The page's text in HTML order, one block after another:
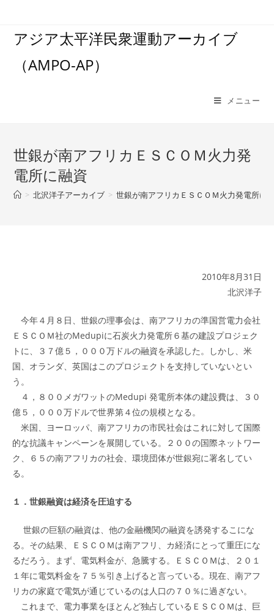
アジア太平洋民衆運動アーカイブ
（AMPO-AP）
メニュー
世銀が南アフリカＥＳＣＯＭ火力発
電所に融資
> 北沢洋子アーカイブ > 世銀が南アフリカＥＳＣＯＭ火力発電所に
2010年8月31日
北沢洋子
今年４月８日、世銀の理事会は、南アフリカの準国営電力会社
ＥＳＣＯＭ社のMedupiに石炭火力発電所６基の建設プロジェク
トに、３７億５，０００万ドルの融資を承認した。しかし、米
国、オランダ、英国はこのプロジェクトを支持していないとい
う。
４，８００メガワットのMedupi 発電所本体の建設費は、３０
億５，０００万ドルで世界第４位の規模となる。
米国、ヨーロッパ、南アフリカの市民社会はこれに対して国際
的な抗議キャンペーンを展開している。２００の国際ネットワー
ク、６５の南アフリカの社会、環境団体が世銀宛に署名してい
る。
１．世銀融資は経済を圧迫する
世銀の巨額の融資は、他の金融機関の融資を誘発するこにな
る。その結果、ＥＳＣＯＭは南アフリ、カ経済にとって重圧にな
るだろう。まず、電気料金が、急騰する。ＥＳＣＯＭは、２０１
１年に電気料金を７５％引き上げると言っている。現在、南アフ
リカの家庭で電気が通じているのは人口の７０％に過ぎない。
これまで、電力事業をほとんど独占しているＥＳＣＯＭは、巨